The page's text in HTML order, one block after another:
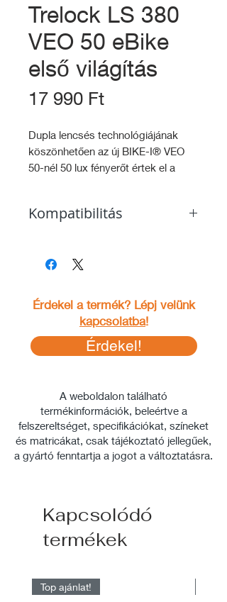
Trelock LS 380
VEO 50 eBike
első világítás
17 990 FtÁr
Dupla lencsés technológiájának
köszönhetően az új BIKE-I® VEO
50-nél 50 lux fényerőt értek el a
le és felszerelhető. Az oldalsó
tovább növeli a biztonságot.
Elektromos kerékpár (6V-12V)
Dupla lencsés technológia
Levehető prizma
Konzol: ZL 940
Láthatóság: 4000 m
Oldalról látható világító gyűrű
A terméket szerelni kell! Részletek
az alábbi
page/vil%C3%A1g%C3%ADt%C3
%A1s-felszerel%C3%A9se-
cser%C3%A9je
Kompatibilitás
Érdekel a termék? Lépj velünk
kapcsolatba!
Érdekel!
A weboldalon található
termékinformációk, beleértve a
felszereltséget, specifikációkat, színeket
és matricákat, csak tájékoztató jellegűek,
a gyártó fenntartja a jogot a változtatásra.
Kapcsolódó
termékek
Top ajánlat!